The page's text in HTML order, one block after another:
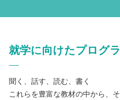
就学に向けたプログ
聞く、話す、読む、書く
これらを豊富な教材の中から、